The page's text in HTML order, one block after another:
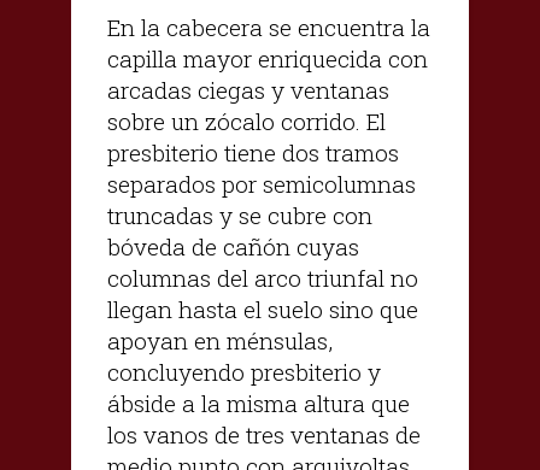
En la cabecera se encuentra la
capilla mayor enriquecida con
arcadas ciegas y ventanas
sobre un zócalo corrido. El
presbiterio tiene dos tramos
separados por semicolumnas
truncadas y se cubre con
bóveda de cañón cuyas
columnas del arco triunfal no
llegan hasta el suelo sino que
apoyan en ménsulas,
concluyendo presbiterio y
ábside a la misma altura que
los vanos de tres ventanas de